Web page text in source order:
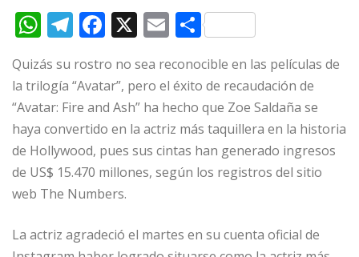
W
at
s
A
p
p
T
e
g
ra
m
F
c
e
b
o
o
k
X E
ai
l
C
m
p
ar
ti
r
Quizás su rostro no sea reconocible en las películas de
la trilogía “Avatar”, pero el éxito de recaudación de
“Avatar: Fire and Ash” ha hecho que Zoe Saldaña se
haya convertido en la actriz más taquillera en la historia
de Hollywood, pues sus cintas han generado ingresos
de US$ 15.470 millones, según los registros del sitio
web The Numbers.
La actriz agradeció el martes en su cuenta oficial de